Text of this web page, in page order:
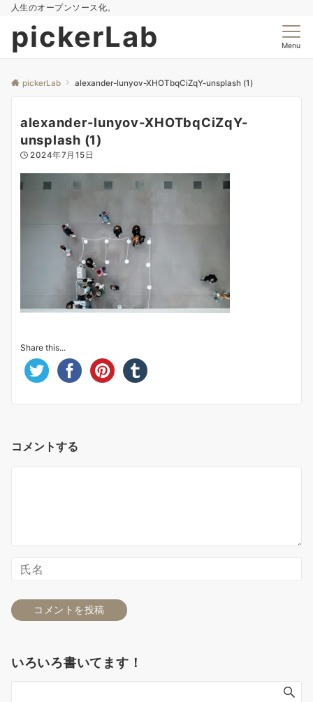
人生のオープンソース化。
pickerLab Menu
pickerLab alexander-lunyov-XHOTbqCiZqY-unsplash (1)
alexander-lunyov-XHOTbqCiZqY-
unsplash (1)
2024年7月15日
Share this...
コメントする
いろいろ書いてます！